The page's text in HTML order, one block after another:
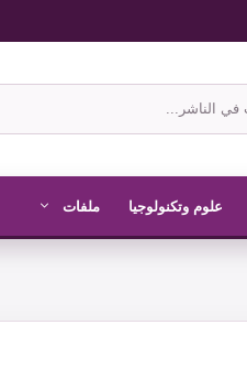
علوم وتكنولوجيا ملفات